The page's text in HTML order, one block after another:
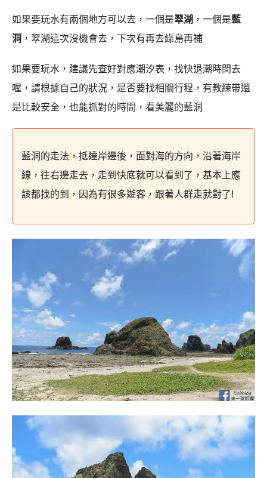
如果要玩水有兩個地方可以去，一個是翠湖 ，一個是藍
洞 ，翠湖這次沒機會去，下次有再去綠島再補
如果要玩水，建議先查好對應潮汐表，找快退潮時間去
喔，請根據自己的狀況，是否要找相關行程，有教練帶還
是比較安全，也能抓對的時間，看美麗的藍洞
藍洞的走法，抵達岸邊後，面對海的方向，沿著海岸
線，往右邊走去，走到快底就可以看到了，基本上應
該都找的到，因為有很多遊客，跟著人群走就對了!